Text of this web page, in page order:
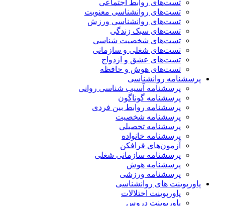
تست‌های روابط اجتماعی
تست‌های روانشناسی معنویت
تست‌های روانشناسی ورزش
تست‌های سبک زندگی
تست‌های شخصیت شناسی
تست‌های شغلی و سازمانی
تست‌های عشق و ازدواج
تست‌های هوش و حافظه
پرسشنامه روانشناسی
پرسشنامه آسیب شناسی روانی
پرسشنامه گوناگون
پرسشنامه روابط بین فردی
پرسشنامه شخصیت
پرسشنامه تحصیلی
پرسشنامه خانواده
آزمون‌های فرافکن
پرسشنامه سازمانی شغلی
پرسشنامه هوش
پرسشنامه ورزشی
پاورپوینت های روانشناسی
پاورپوینت اختلالات
پاورپوینت دروس